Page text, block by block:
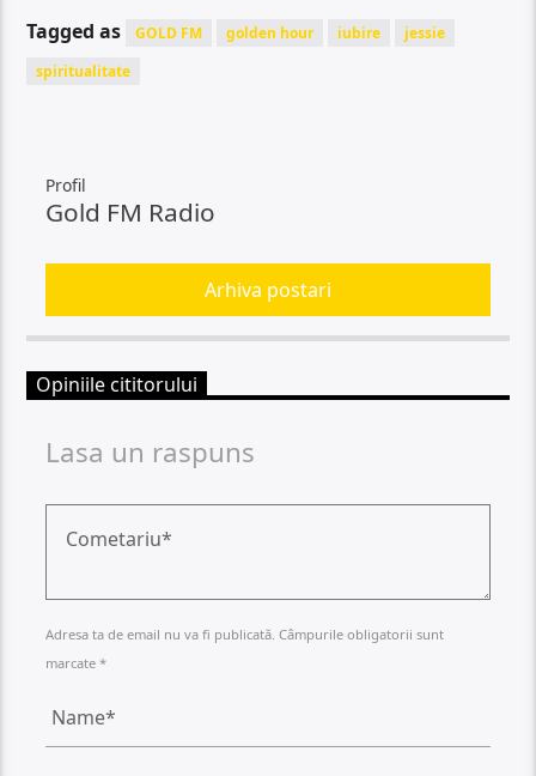
Tagged as GOLD FM golden hour iubire
jessie
spiritualitate
Profil
Gold FM Radio
Arhiva postari
Opiniile cititorului
Lasa un raspuns
Adresa ta de email nu va fi publicată. Câmpurile obligatorii sunt
marcate *